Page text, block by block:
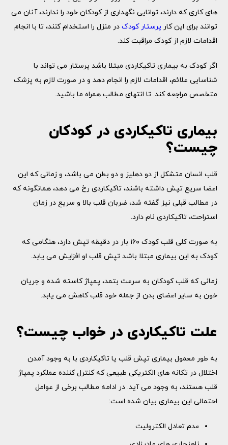
های کاری که دارند، توانایی نگهداری از کودکان خود را ندارند، آنان می‌
توانند برای این کار پرستار کودک در منزل را استخدام کنند، تا با انجام
اقدامات لازم از کودک مراقبت کند.
اگر کودک به بیماری تاکیکاردی مبتلا باشد پرستار می تواند با
شناسایی علائم، اقدامات لازم را انجام دهد و در صورت لازم به پزشک
متخصص مراجعه کند. تا انتهای مطالب همراه ما باشید.
بیماری تاکیکاردی در کودکان
چیست؟
قلب انسان متشکل از دو دهلیز و دو بطن می باشد، و زمانی که این
اعضا سریع تپش داشته باشند، تاکیکاردی رخ می دهد، همانگونه که
در مطالب قبلی نیز گفته شد، ضربان قلب بالا و سریع در زمان
استراحت، تاکیکاردی نام دارد.
به صورت کلی قلب کودک ۱۶۰ بار در دقیقه تپش دارد، هنگامی که
کودک به این بیماری مبتلا باشد تپش قلب او افزایش می یابد.
زمانی که قلب کودکان به سرعت بتمد، پمپاژ کاسته شده و جریان
خون به سایر اعضای بدن از جمله خود قلب کاهش می یابد.
علت تاکیکاردی در خواب چیست؟
به طور معمول بیماری تپش قلب یا تاکیکاردی با به وجود آمدن
اختلال در تکانه های الکتریکی طبیعی که کنترل کننده عملکرد پمپاژ
قلب هستند، به وجود می آید. در ادامه مطالب برخی از عوامل
احتمالی این بیماری بیان شده است:
عدم تعادل الکترولیت